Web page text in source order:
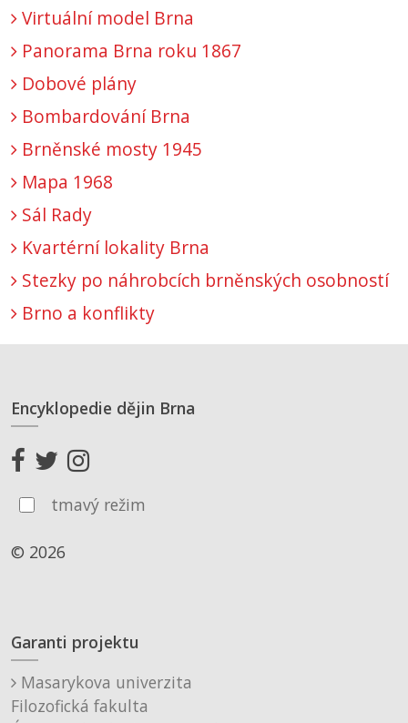
Virtuální model Brna
Panorama Brna roku 1867
Dobové plány
Bombardování Brna
Brněnské mosty 1945
Mapa 1968
Sál Rady
Kvartérní lokality Brna
Stezky po náhrobcích brněnských osobností
Brno a konflikty
Encyklopedie dějin Brna
tmavý režim
© 2026
Garanti projektu
Masarykova univerzita
Filozofická fakulta